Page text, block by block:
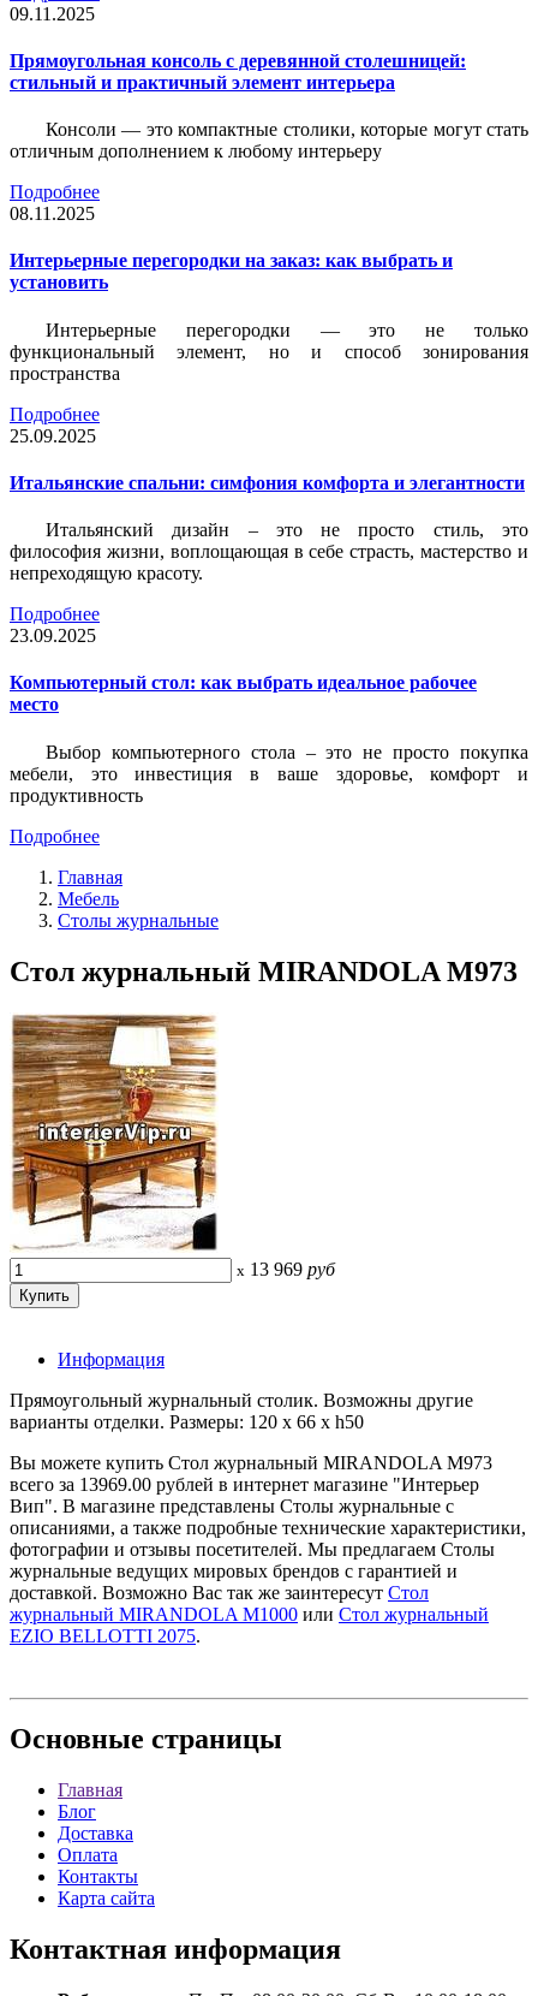
09.11.2025
Прямоугольная консоль с деревянной столешницей:
стильный и практичный элемент интерьера
Консоли — это компактные столики, которые могут стать
отличным дополнением к любому интерьеру
Подробнее
08.11.2025
Интерьерные перегородки на заказ: как выбрать и
установить
Интерьерные перегородки — это не только
функциональный элемент, но и способ зонирования
пространства
Подробнее
25.09.2025
Итальянские спальни: симфония комфорта и элегантности
Итальянский дизайн – это не просто стиль, это
философия жизни, воплощающая в себе страсть, мастерство и
непреходящую красоту.
Подробнее
23.09.2025
Компьютерный стол: как выбрать идеальное рабочее
место
Выбор компьютерного стола – это не просто покупка
мебели, это инвестиция в ваше здоровье, комфорт и
продуктивность
Подробнее
Главная
Мебель
Столы журнальные
Стол журнальный MIRANDOLA M973
x 13 969 руб
Информация
Прямоугольный журнальный столик. Возможны другие
варианты отделки. Размеры: 120 x 66 x h50
Вы можете купить Стол журнальный MIRANDOLA M973
всего за 13969.00 рублей в интернет магазине "Интерьер
Вип". В магазине представлены Столы журнальные с
описаниями, а также подробные технические характеристики,
фотографии и отзывы посетителей. Мы предлагаем Столы
журнальные ведущих мировых брендов с гарантией и
доставкой. Возможно Вас так же заинтересут Стол
журнальный MIRANDOLA M1000 или Стол журнальный
EZIO BELLOTTI 2075.
Основные страницы
Главная
Блог
Доставка
Оплата
Контакты
Карта сайта
Контактная информация